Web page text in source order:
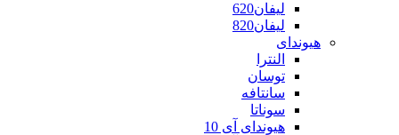
لیفان620
لیفان820
هیوندای
النترا
توسان
سانتافه
سوناتا
هیوندای آی 10